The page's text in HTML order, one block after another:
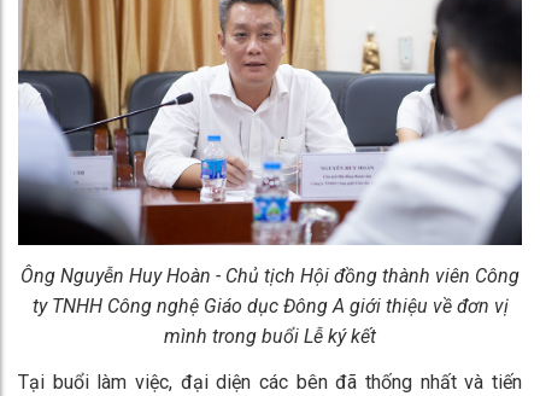
Ông Nguyễn Huy Hoàn - Chủ tịch Hội đồng thành viên Công
ty TNHH Công nghệ Giáo dục Đông A giới thiệu về đơn vị
mình trong buổi Lễ ký kết
Tại buổi làm việc, đại diện các bên đã thống nhất và tiến